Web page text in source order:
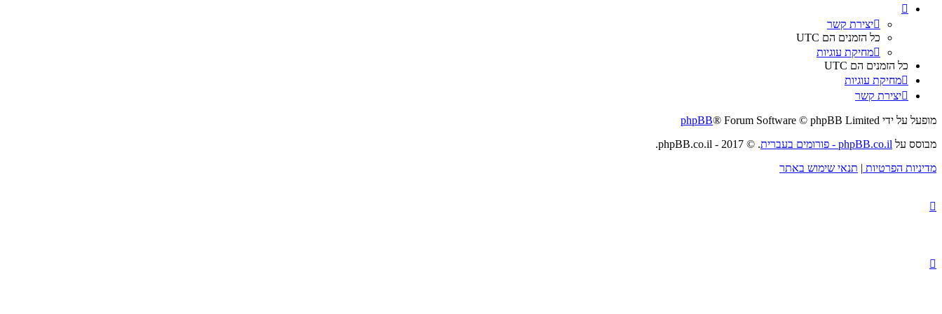
יצירת קשר
כל הזמנים הם UTC
מחיקת עוגיות
כל הזמנים הם UTC
מחיקת עוגיות
יצירת קשר
מופעל על ידי phpBB® Forum Software © phpBB Limited
מבוסס על phpBB.co.il - פורומים בעברית
. © 2017 - phpBB.co.il.
מדיניות הפרטיות | תנאי שימוש באתר